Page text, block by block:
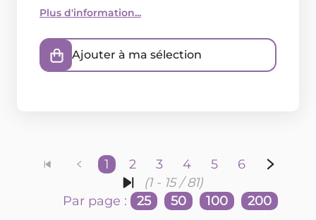
Plus d'information...
Ajouter à ma sélection
1 2 3 4 5
6
(1 - 15 / 81)
Par page :
25 50 100 200